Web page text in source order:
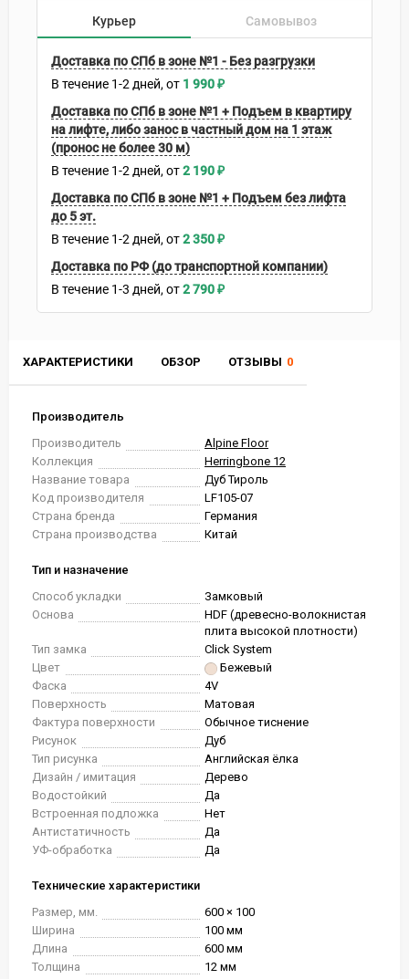
ХАРАКТЕРИСТИКИ ОБЗОР ОТЗЫВЫ 0
Производитель
Производитель
Alpine Floor
Коллекция
Herringbone 12
Название товара
Дуб Тироль
Код производителя
LF105-07
Страна бренда
Германия
Страна производства
Китай
Тип и назначение
Способ укладки
Замковый
Основа
HDF (древесно-волокнистая
плита высокой плотности)
Тип замка
Click System
Цвет
Бежевый
Фаска
4V
Поверхность
Матовая
Фактура поверхности
Обычное тиснение
Рисунок
Дуб
Тип рисунка
Английская ёлка
Дизайн / имитация
Дерево
Водостойкий
Да
Встроенная подложка
Нет
Антистатичность
Да
УФ-обработка
Да
Технические характеристики
Размер, мм.
600 × 100
Ширина
100 мм
Длина
600 мм
Толщина
12 мм
Курьер Самовывоз
Доставка по СПб в зоне №1 - Без разгрузки
В течение 1-2 дней 1 990₽
Доставка по СПб в зоне №1 + Подъем в квартиру
на лифте, либо занос в частный дом на 1 этаж
(пронос не более 30 м)
В течение 1-2 дней 2 190₽
Доставка по СПб в зоне №1 + Подъем без лифта
до 5 эт.
В течение 1-2 дней 2 350₽
Доставка по РФ (до транспортной компании)
В течение 1-3 дней 2 790₽